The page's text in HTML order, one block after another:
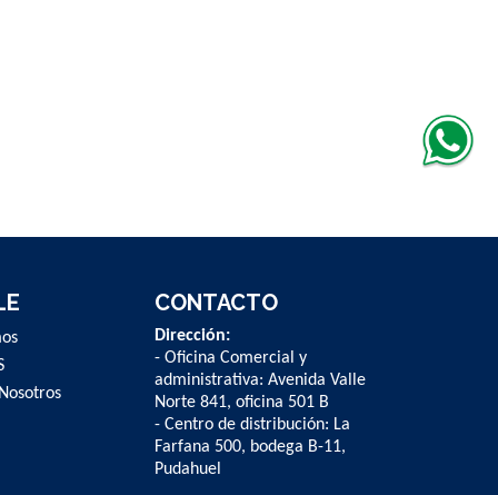
CONTACTO
Dirección:
- Oficina Comercial y
administrativa: Avenida Valle
Norte 841, oficina 501 B
- Centro de distribución: La
Farfana 500, bodega B-11,
Pudahuel